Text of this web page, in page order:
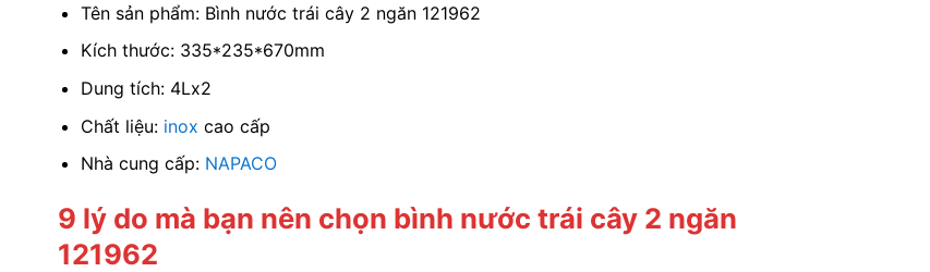
Tên sản phẩm: Bình nước trái cây 2 ngăn 121962
Kích thước: 335*235*670mm
Dung tích: 4Lx2
Chất liệu: inox cao cấp
Nhà cung cấp: NAPACO
9 lý do mà bạn nên chọn bình nước trái cây 2 ngăn
121962